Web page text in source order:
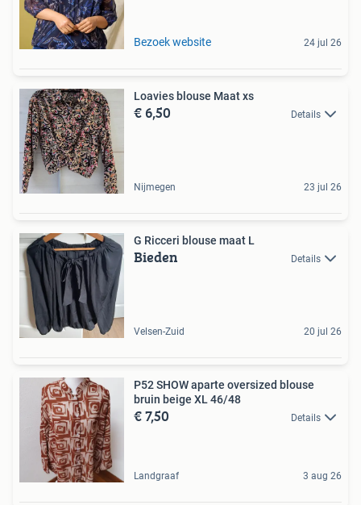
Bezoek website 24 jul 26
Loavies blouse Maat xs
€ 6,50 Details
Nijmegen 23 jul 26
G Ricceri blouse maat L
Bieden Details
Velsen-Zuid 20 jul 26
P52 SHOW aparte oversized blouse
bruin beige XL 46/48
€ 7,50 Details
Landgraaf 3 aug 26